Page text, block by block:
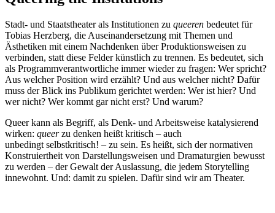
Stadt- und Staatstheater als Institutionen zu queeren bedeutet für
Tobias Herzberg, die Auseinandersetzung mit Themen und
Ästhetiken mit einem Nachdenken über Produktionsweisen zu
verbinden, statt diese Felder künstlich zu trennen. Es bedeutet, sich
als Programmverantwortliche immer wieder zu fragen: Wer spricht?
Aus welcher Position wird erzählt? Und aus welcher nicht? Dafür
muss der Blick ins Publikum gerichtet werden: Wer ist hier? Und
wer nicht? Wer kommt gar nicht erst? Und warum?
Queer kann als Begriff, als Denk- und Arbeitsweise katalysierend
wirken: queerzu denken heißt kritisch – auch
unbedingt selbstkritisch! – zu sein. Es heißt, sich der normativen
Konstruiertheit von Darstellungsweisen und Dramaturgien bewusst
zu werden – der Gewalt der Auslassung, die jedem Storytelling
innewohnt. Und: damit zu spielen. Dafür sind wir am Theater.